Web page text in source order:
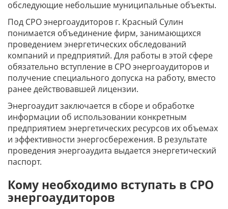
обследующие небольшие муниципальные объекты.
Под СРО энергоаудиторов г. Красный Сулин
понимается объединение фирм, занимающихся
проведением энергетических обследований
компаний и предприятий. Для работы в этой сфере
обязательно вступление в СРО энергоаудиторов и
получение специального допуска на работу, вместо
ранее действовавшей лицензии.
Энергоаудит заключается в сборе и обработке
информации об использовании конкретным
предприятием энергетических ресурсов их объемах
и эффективности энергосбережения. В результате
проведения энергоаудита выдается энергетический
паспорт.
Кому необходимо вступать в СРО
энергоаудиторов